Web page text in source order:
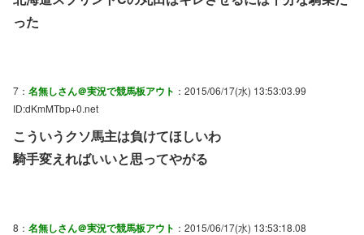
った
7： 名無しさん＠実況で競馬板アウト ：2015/06/17(水) 13:53:03.99
ID:dKmMTbp+0.net
こういうクソ馬主は負けてほしいわ
騎手変えればいいと思ってやがる
8： 名無しさん＠実況で競馬板アウト ：2015/06/17(水) 13:53:18.08